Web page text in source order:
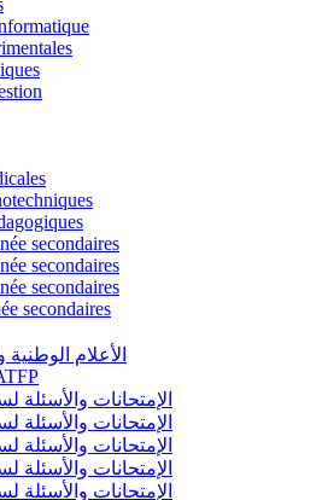
secondaires
secondaires
secondaires
secondaires
الأعلام الوطنية
الإمتحانات والأسئلة لسنة
الإمتحانات والأسئلة لسنة
الإمتحانات والأسئلة لسنة
الإمتحانات والأسئلة لسنة
الإمتحانات والأسئلة لسنة